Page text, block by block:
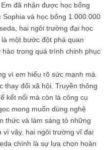
đã nhận được học bổng
và học bổng 1.000.000
hai ngôi trường đại học
một bước đột phá quan
trong quá trình chinh phục
vì em hiểu rõ sức mạnh mà
thay đổi xã hội. Truyền thông
kết nối mà còn là công cụ
mong muốn dùng nghệ
thức và làm sáng tỏ những
vì vậy, hai ngôi trường vĩ đại
chính là sự lựa chọn hoàn